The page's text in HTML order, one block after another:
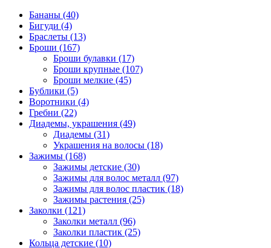
Бананы (40)
Бигуди (4)
Браслеты (13)
Броши (167)
Броши булавки (17)
Броши крупные (107)
Броши мелкие (45)
Бублики (5)
Воротники (4)
Гребни (22)
Диадемы, украшения (49)
Диадемы (31)
Украшения на волосы (18)
Зажимы (168)
Зажимы детские (30)
Зажимы для волос металл (97)
Зажимы для волос пластик (18)
Зажимы растения (25)
Заколки (121)
Заколки металл (96)
Заколки пластик (25)
Кольца детские (10)